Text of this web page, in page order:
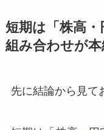
短期は「株高
組み合わせが本
先に結論から見て